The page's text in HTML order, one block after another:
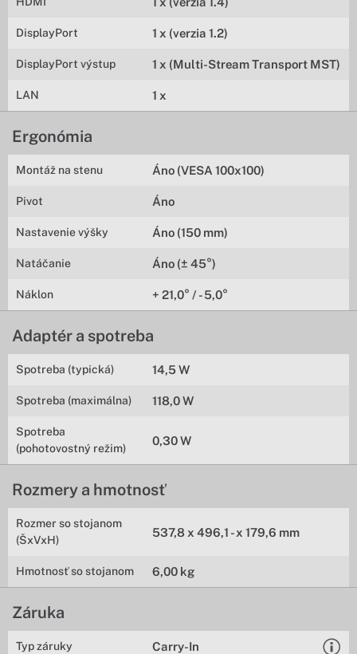
DisplayPort 1 x (verzia 1.2)
DisplayPort výstup 1 x (Multi-Stream Transport MST)
LAN 1 x
Ergonómia
Montáž na stenu Áno (VESA 100x100)
Pivot Áno
Nastavenie výšky Áno (150 mm)
Natáčanie Áno (± 45°)
Náklon + 21,0° / - 5,0°
Adaptér a spotreba
Spotreba (typická) 14,5 W
Spotreba (maximálna) 118,0 W
Spotreba
(pohotovostný režim)
0,30 W
Rozmery a hmotnosť
Rozmer so stojanom
(ŠxVxH)
537,8 x 496,1 - x 179,6 mm
Hmotnosť so stojanom 6,00 kg
Záruka
Typ záruky Carry-In